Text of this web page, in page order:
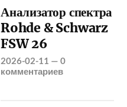
Анализатор спектра
Rohde & Schwarz
FSW 26
2026-02-11 —0
комментариев